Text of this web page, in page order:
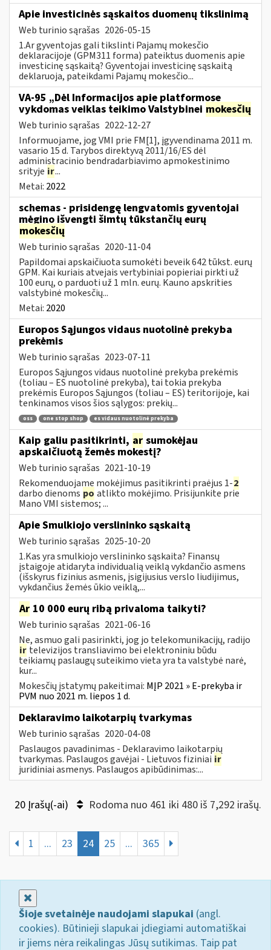
Apie investicinės sąskaitos duomenų tikslinimą
Web turinio sąrašas 2026-05-15
1.Ar gyventojas gali tikslinti Pajamų mokesčio
deklaracijoje (GPM311 forma) pateiktus duomenis apie
investicinę sąskaitą? Gyventojai investicinę sąskaitą
deklaruoja, pateikdami Pajamų mokesčio...
VA-95 „Dėl Informacijos apie platformose
vykdomas veiklas teikimo Valstybinei mokesčių
Web turinio sąrašas 2022-12-27
Informuojame, jog VMI prie FM[1], įgyvendinama 2011 m.
vasario 15 d. Tarybos direktyvą 2011/16/ES dėl
administracinio bendradarbiavimo apmokestinimo
srityje ir...
Metai: 2022
schemas - prisidengę lengvatomis gyventojai
mėgino išvengti šimtų tūkstančių eurų
mokesčių
Web turinio sąrašas 2020-11-04
Papildomai apskaičiuota sumokėti beveik 642 tūkst. eurų
GPM. Kai kuriais atvejais vertybiniai popieriai pirkti už
100 eurų, o parduoti už 1 mln. eurų. Kauno apskrities
valstybinė mokesčių...
Metai: 2020
Europos Sąjungos vidaus nuotolinė prekyba
prekėmis
Web turinio sąrašas 2023-07-11
Europos Sąjungos vidaus nuotolinė prekyba prekėmis
(toliau – ES nuotolinė prekyba), tai tokia prekyba
prekėmis Europos Sąjungos (toliau – ES) teritorijoje, kai
tenkinamos visos šios sąlygos: prekių...
oss one stop shop es vidaus nuotolinė prekyba
Kaip galiu pasitikrinti, ar sumokėjau
apskaičiuotą žemės mokestį?
Web turinio sąrašas 2021-10-19
Rekomenduojame mokėjimus pasitikrinti praėjus 1-2
darbo dienoms po atlikto mokėjimo. Prisijunkite prie
Mano VMI sistemos; ...
Apie Smulkiojo verslininko sąskaitą
Web turinio sąrašas 2025-10-20
1.Kas yra smulkiojo verslininko sąskaita? Finansų
įstaigoje atidaryta individualią veiklą vykdančio asmens
(išskyrus fizinius asmenis, įsigijusius verslo liudijimus,
vykdančius žemės ūkio veiklą,...
Ar 10 000 eurų ribą privaloma taikyti?
Web turinio sąrašas 2021-06-16
Ne, asmuo gali pasirinkti, jog jo telekomunikacijų, radijo
ir televizijos transliavimo bei elektroniniu būdu
teikiamų paslaugų suteikimo vieta yra ta valstybė narė,
kur...
Mokesčių įstatymų pakeitimai: MĮP 2021 » E-prekyba ir
PVM nuo 2021 m. liepos 1 d.
Deklaravimo laikotarpių tvarkymas
Web turinio sąrašas 2020-04-08
Paslaugos pavadinimas - Deklaravimo laikotarpių
tvarkymas. Paslaugos gavėjai - Lietuvos fiziniai ir
juridiniai asmenys. Paslaugos apibūdinimas:...
20 Įrašų(-ai) Rodoma nuo 461 iki 480 iš 7,292 irašų.
1 ... 23 24 25 ... 365
Šioje svetainėje naudojami slapukai (angl.
cookies). Būtinieji slapukai įdiegiami automatiškai
ir jiems nėra reikalingas Jūsų sutikimas. Taip pat